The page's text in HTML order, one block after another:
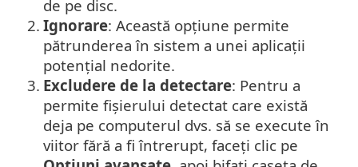
de pe disc.
2. Ignorare: Această opțiune permite
pătrunderea în sistem a unei aplicații
potențial nedorite.
3. Excludere de la detectare: Pentru a
permite fișierului detectat care există
deja pe computerul dvs. să se execute în
viitor fără a fi întrerupt, faceți clic pe